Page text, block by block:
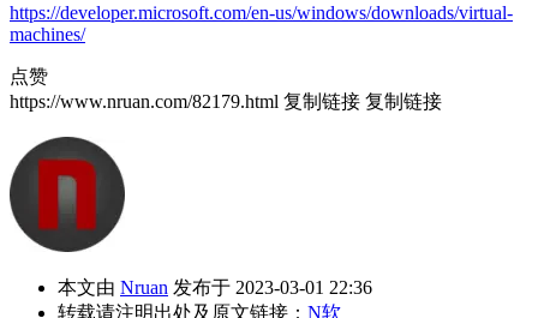
https://developer.microsoft.com/en-us/windows/downloads/virtual-
machines/
点赞
https://www.nruan.com/82179.html 复制链接 复制链接
本文由 Nruan 发布于 2023-03-01 22:36
转载请注明出处及原文链接： N软